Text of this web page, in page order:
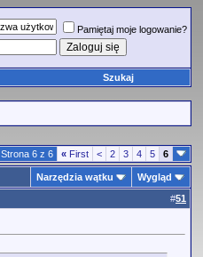
Pamiętaj moje logowanie?
Szukaj
Strona 6 z 6 « First < 2 3 4 5 6
Narzędzia wątku
Wygląd
#51